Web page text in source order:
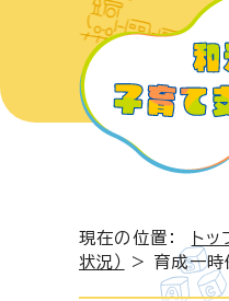
現在の位置： ト
状況）
> 育成一時